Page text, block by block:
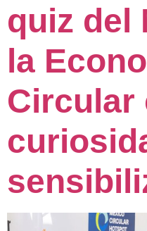
quiz del
la
Circular